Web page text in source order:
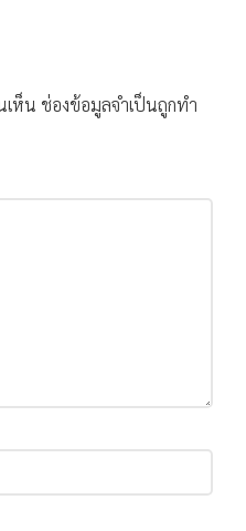
เห็น ช่องข้อมูลจำเป็นถูกทำ